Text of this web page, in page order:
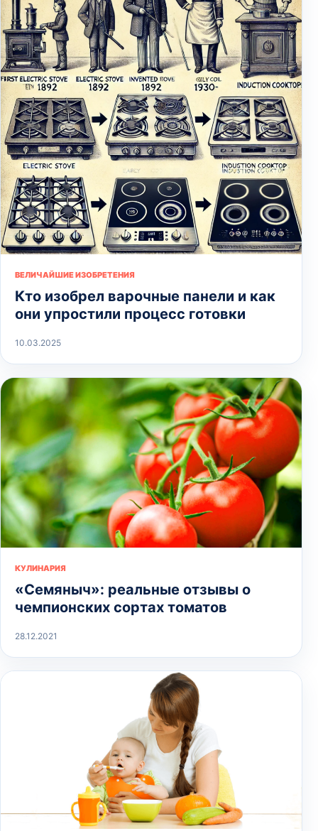
ВЕЛИЧАЙШИЕ ИЗОБРЕТЕНИЯ
Кто изобрел варочные панели и как
они упростили процесс готовки
10.03.2025
КУЛИНАРИЯ
«Семяныч»: реальные отзывы о
чемпионских сортах томатов
28.12.2021